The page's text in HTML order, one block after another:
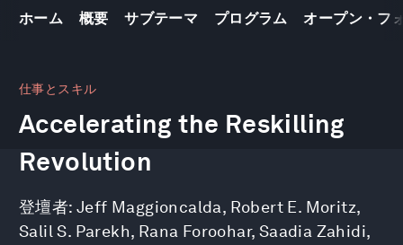
ホーム 概要 サブテーマ プログラム オープン・フ
仕事とスキル
Accelerating the Reskilling
Revolution
登壇者: Jeff Maggioncalda, Robert E. Moritz,
Salil S. Parekh, Rana Foroohar, Saadia Zahidi,
seconds
55
minutes,
seconds